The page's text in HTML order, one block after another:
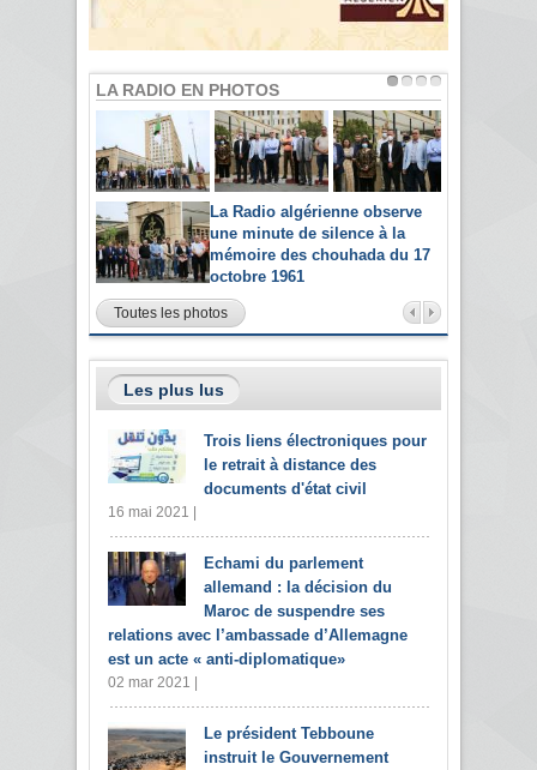
LA RADIO EN PHOTOS
La Radio algérienne observe
une minute de silence à la
mémoire des chouhada du 17
octobre 1961
Toutes les photos
Les plus lus
Trois liens électroniques pour
le retrait à distance des
documents d'état civil
16 mai 2021 |
Echami du parlement
allemand : la décision du
Maroc de suspendre ses
relations avec l’ambassade d’Allemagne
est un acte « anti-diplomatique»
02 mar 2021 |
Le président Tebboune
instruit le Gouvernement